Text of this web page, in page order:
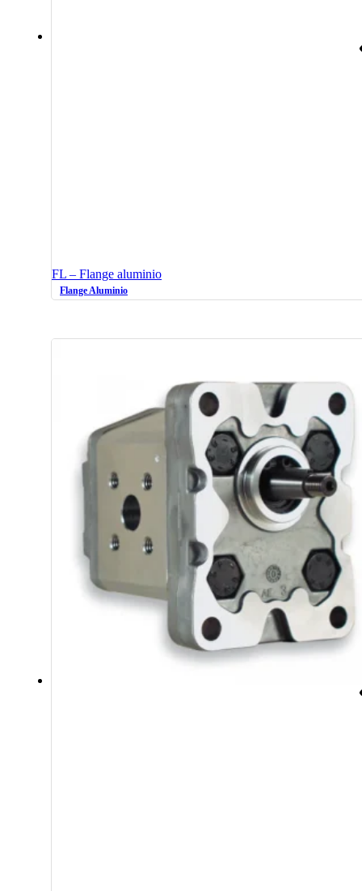
FL – Flange aluminio
Flange Aluminio